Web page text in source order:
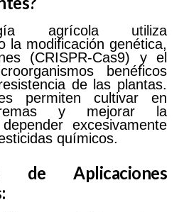
agrícola utiliza
la modificación genética,
(CRISPR-Cas9) y el
benéficos
de las plantas.
permiten cultivar en
y mejorar la
excesivamente
químicos.
de Aplicaciones